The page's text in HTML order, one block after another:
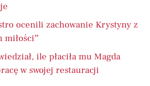
ocenili zachowanie Krystyny z
miłości”
ile płaciła mu Magda
w swojej restauracji